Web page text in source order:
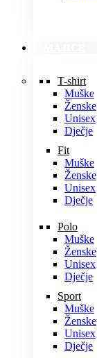
T-shirt
Muške
Ženske
Unisex
Dječje
Fit
Muške
Ženske
Unisex
Dječje
Polo
Muške
Ženske
Unisex
Dječje
Sport
Muške
Ženske
Unisex
Dječje